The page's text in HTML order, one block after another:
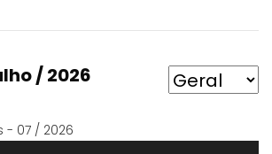
/ 2026
- 07 / 2026